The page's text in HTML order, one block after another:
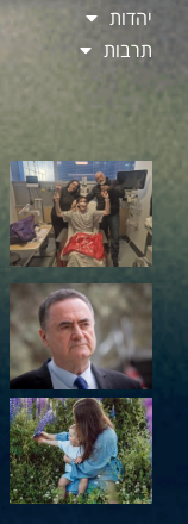
יהדות
תרבות